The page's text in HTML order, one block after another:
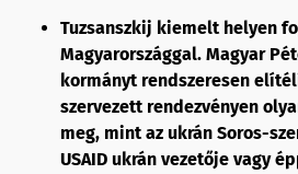
Tuzsanszkij kiemelt helyen
Magyarországgal. Magyar
kormányt rendszeresen
szervezett rendezvényen
meg, mint az ukrán Soros-
USAID ukrán vezetője vagy